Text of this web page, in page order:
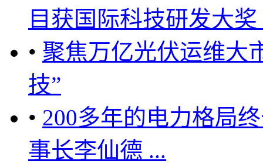
目获国际科技研发大奖
• 聚焦万亿光伏运维大
技”
• 200多年的电力格局
事长李仙德 ...